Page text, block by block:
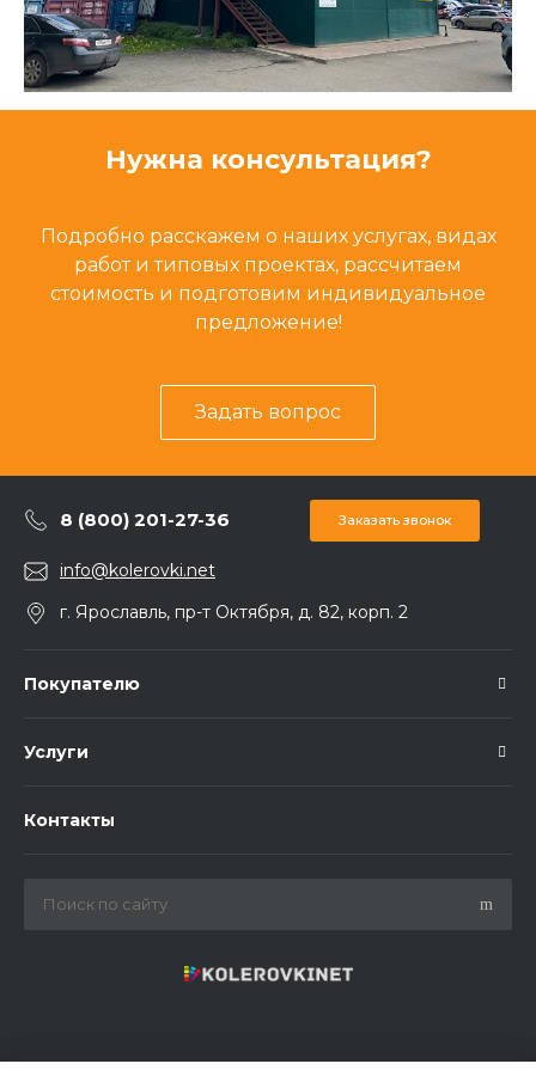
Нужна консультация?
Подробно расскажем о наших услугах, видах
работ и типовых проектах, рассчитаем
стоимость и подготовим индивидуальное
предложение!
Задать вопрос
8 (800) 201-27-36 Заказать звонок
info@kolerovki.net
г. Ярославль, пр-т Октября, д. 82, корп. 2
Покупателю
Услуги
Контакты